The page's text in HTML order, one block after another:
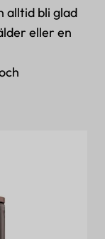
alltid bli glad
eller en